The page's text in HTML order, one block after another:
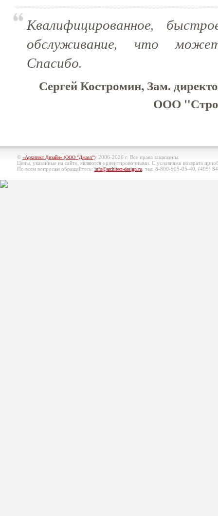
Квалифицированное,
обслуживание, что
Спасибо.
Сергей Костромин, Зам.
ООО
© «Архитект Дизайн» (ООО "Джазл") , 2006-2026 г. Все права защищены.
Цены, указанные на сайте, являются ориентировочными. С условиями возврата
По всем вопросам обращайтесь: info@architect-design.ru , тел. 8-800-505-05-40, (495)